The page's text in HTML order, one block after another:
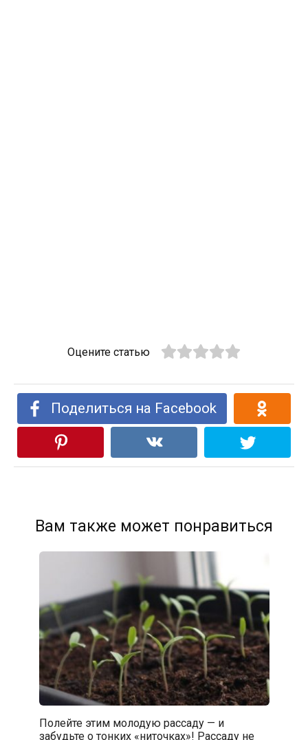
Оцените статью
Поделиться на Facebook
Вам также может понравиться
Полейте этим молодую рассаду — и
забудьте о тонких «ниточках»! Рассаду не